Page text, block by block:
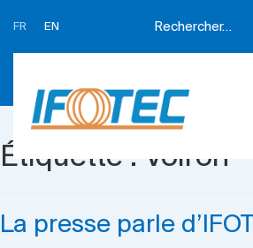
FR EN
Actualités
Support
Contact
Expertises
Produits
Étiquette : Voiron
La presse parle